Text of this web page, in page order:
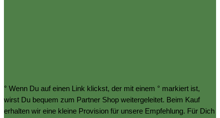
° Wenn Du auf einen Link klickst, der mit einem ° markiert ist,
wirst Du bequem zum Partner Shop weitergeleitet. Beim Kauf
erhalten wir eine kleine Provision für unsere Empfehlung. Für Dich